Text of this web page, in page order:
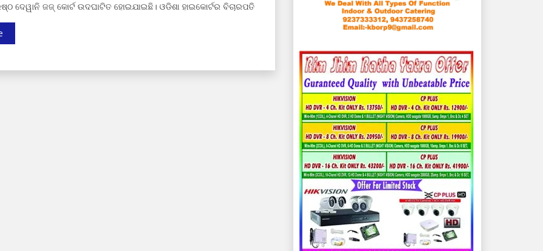
ଦେୱାନି ଜଜ୍ କୋର୍ଟ ଉଦଘାଟିତ ହୋଇଯାଇଛି। ଓଡିଶା ହାଇକୋର୍ଟର ବିଚାରପତି